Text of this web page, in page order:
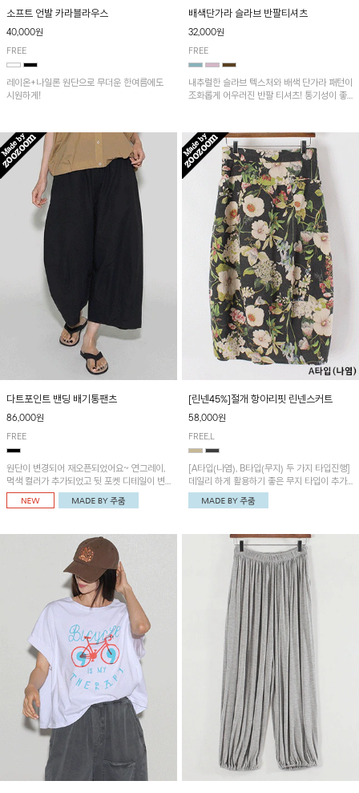
소프트 언발 카라블라우스
40,000원
FREE
레이온+나일론 원단으로 무더운 한여름에도
시원하게!
배색단가라 슬라브 반팔티셔츠
32,000원
FREE
내추럴한 슬라브 텍스처와 배색 단가라 패턴이
조화롭게 어우러진 반팔 티셔츠! 통기성이 좋
다트포인트 밴딩 배기통팬츠
86,000원
FREE
원단이 변경되어 재오픈되었어요~ 연그레이,
먹색 컬러가 추가되었고 뒷 포켓 디테일이 변
경되었습니다~가볍고 시원하게 착용되는 배
기통팬츠! 허리밴딩과 여유로운 통으로 편안해
[린넨45%]절개 항아리핏 린넨스커트
58,000원
FREE,L
[A타입(나염), B타입(무지) 두 가지 타입진행]
데일리 하게 활용하기 좋은 무지 타입이 추가
되었어요~ 볼륨감 있는 항아리핏 실루엣이 유
니크하며 포켓디테일이 POINT!